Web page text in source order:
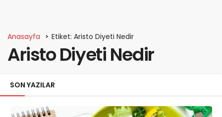
Anasayfa Etiket: Aristo Diyeti Nedir
Aristo Diyeti Nedir
SON YAZILAR